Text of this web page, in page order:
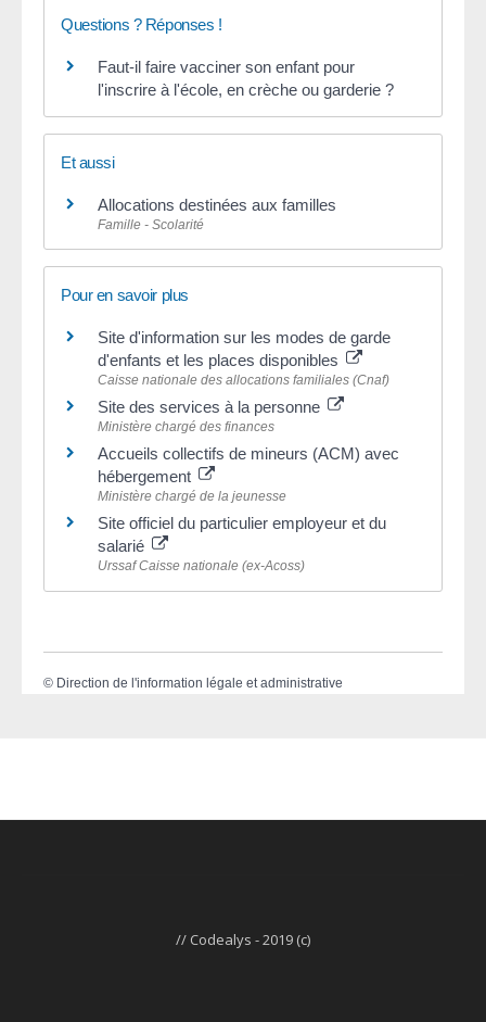
Questions ? Réponses !
Faut-il faire vacciner son enfant pour
l'inscrire à l'école, en crèche ou garderie ?
Et aussi
Allocations destinées aux familles
Famille - Scolarité
Pour en savoir plus
Site d'information sur les modes de garde
d'enfants et les places disponibles
Caisse nationale des allocations familiales (Cnaf)
Site des services à la personne
Ministère chargé des finances
Accueils collectifs de mineurs (ACM) avec
hébergement
Ministère chargé de la jeunesse
Site officiel du particulier employeur et du
salarié
Urssaf Caisse nationale (ex-Acoss)
© Direction de l'information légale et administrative
// Codealys - 2019 (c)